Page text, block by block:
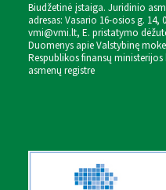
Biudžetinė įstaiga. Juridinio
adresas: Vasario 16-osios g. 14,
vmi@vmi.lt, E. pristatymo
Duomenys apie Valstybinę
Respublikos finansų
asmenų registre